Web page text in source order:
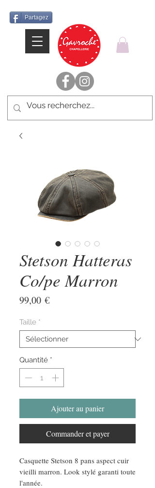
Partagez
Stetson Hatteras
Co/pe Marron
99,00 €Prix
Taille *
Quantité *
Ajouter au panier
Commander et payer
Casquette Stetson 8 pans aspect cuir
vieilli marron. Look stylé garanti toute
l'année.